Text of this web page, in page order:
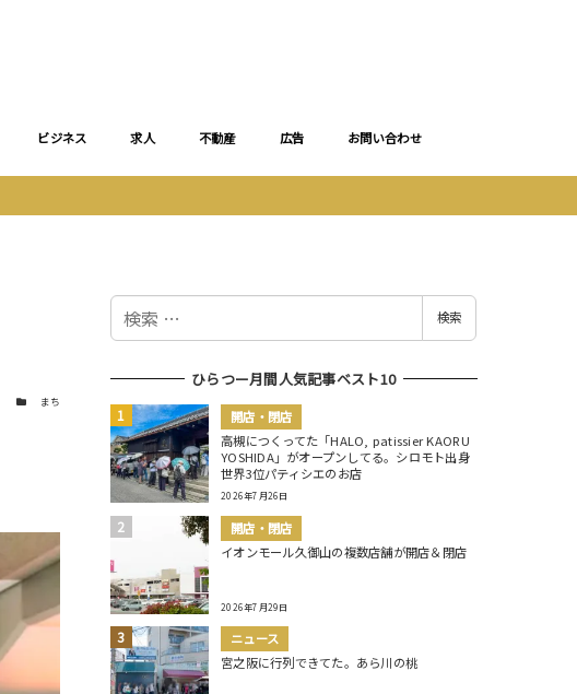
ビジネス 求人 不動産 広告 お問い合わせ
カテゴリー
まち
検
検索
ひらつー月間人気記事ベスト10
開店・閉店
高槻につくってた「HALO, patissier KAORU
YOSHIDA」がオープンしてる。シロモト出身
世界3位パティシエのお店
2026年7月26日
開店・閉店
イオンモール久御山の複数店舗が開店＆閉店
2026年7月29日
ニュース
宮之阪に行列できてた。あら川の桃